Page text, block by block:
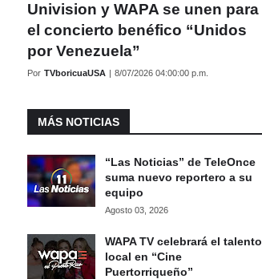
Univision y WAPA se unen para
el concierto benéfico “Unidos
por Venezuela”
Por TVboricuaUSA | 8/07/2026 04:00:00 p.m.
MÁS NOTICIAS
“Las Noticias” de TeleOnce
suma nuevo reportero a su
equipo
Agosto 03, 2026
WAPA TV celebrará el talento
local en “Cine
Puertorriqueño”